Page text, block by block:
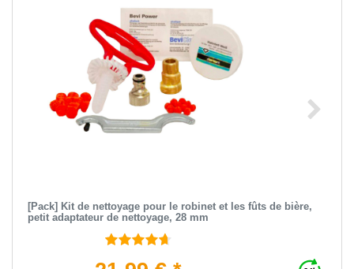
[Pack] Kit de nettoyage pour le robinet et les fûts de bière,
petit adaptateur de nettoyage, 28 mm